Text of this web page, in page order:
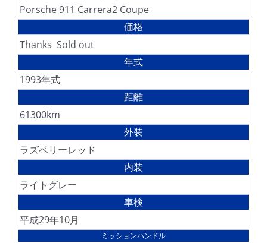
Porsche 911 Carrera2 Coupe
価格
Thanks Sold out
年式
1993年式
距離
61300km
外装
ラズベリーレッド
内装
ライトグレー
車検
平成29年10月
ミッションハンドル